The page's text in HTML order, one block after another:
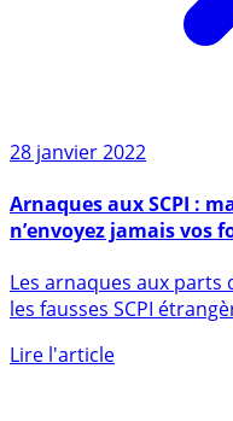
28 janvier 2022
n’envoyez jamais vos
hors de France !
les fausses SCPI